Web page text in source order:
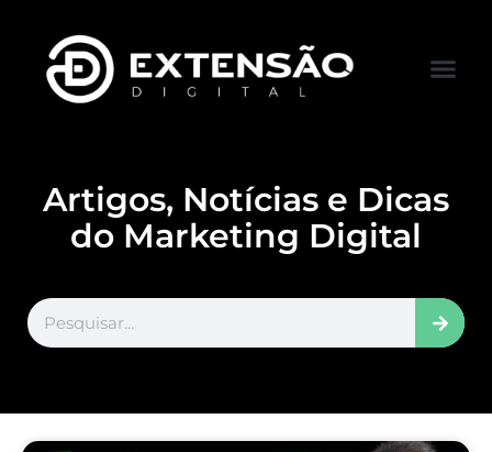
Artigos, Notícias e Dicas
do Marketing Digital